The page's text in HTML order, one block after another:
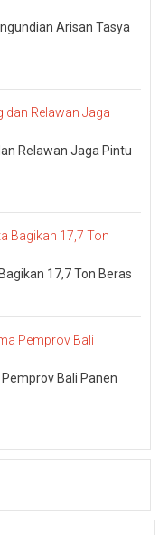
Home”,
Arisan Tasya
Relawan Jaga Pintu
17,7 Ton Beras
Bali Panen